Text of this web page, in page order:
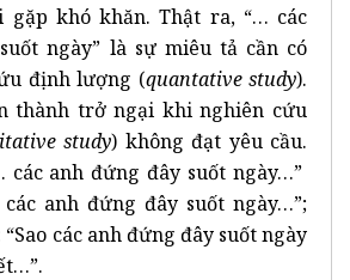
gặp khó khăn. Thật ra, “… các
ngày” là sự miêu tả cần có
định lượng (quantative study).
thành trở ngại khi nghiên cứu
study) không đạt yêu cầu.
các anh đứng đây suốt ngày…”
anh đứng đây suốt ngày…”;
các anh đứng đây suốt ngày